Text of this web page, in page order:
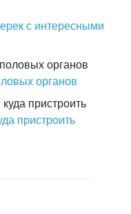
с интересными
органов
пристроить